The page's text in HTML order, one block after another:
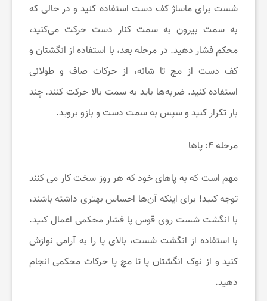
شست برای ماساژ کف دست استفاده کنید و در حالی که
به سمت بیرون به سمت کنار دست حرکت می‌کنید،
محکم فشار دهید. در مرحله بعد، با استفاده از انگشتان و
کف دست از مچ تا شانه، از حرکات صاف و طولانی
استفاده کنید. ضربه‌ها باید به سمت بالا حرکت کنند. چند
بار تکرار کنید و سپس به سمت دست و بازو بروید.
مرحله ۴: پاها
مهم است که به پاهای خود که هر روز سخت کار می کنند
توجه کنید! برای اینکه آن‌ها احساس بهتری داشته باشند،
با انگشت شست روی قوس پا فشار محکمی اعمال کنید.
با استفاده از انگشت شست، بالای پا را به آرامی نوازش
کنید و از نوک انگشتان پا تا مچ پا حرکات محکمی انجام
دهید.